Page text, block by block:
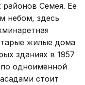
Семея. Ее
небом, здесь
жилые дома
зданиях в 1957
по одноименной
стоит